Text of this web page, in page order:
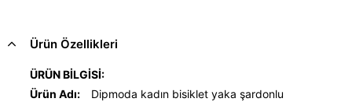
Ürün Özellikleri
ÜRÜN BİLGİSİ:
Ürün Adı:
Dipmoda kadın bisiklet yaka şardonlu